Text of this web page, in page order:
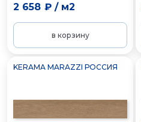
2 658 ₽/ м2
в корзину
KERAMA MARAZZI РОССИЯ